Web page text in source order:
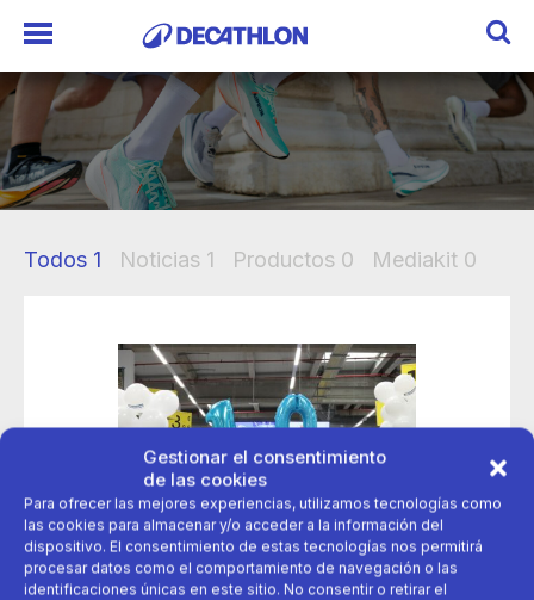
Gestionar el consentimiento
de las cookies
Para ofrecer las mejores experiencias, utilizamos tecnologías como
las cookies para almacenar y/o acceder a la información del
dispositivo. El consentimiento de estas tecnologías nos permitirá
procesar datos como el comportamiento de navegación o las
identificaciones únicas en este sitio. No consentir o retirar el
Todos 1 Noticias 1 Productos 0 Mediakit 0